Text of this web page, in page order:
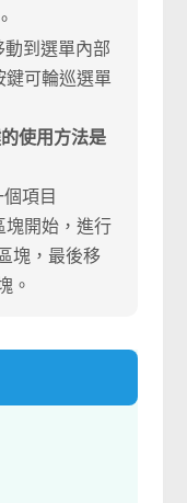
到選單內部
鍵可輪巡選單
使用方法是
項目
塊開始，進行
塊，最後移
。